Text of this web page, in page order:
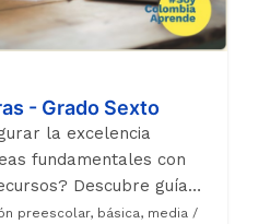
- Grado Sexto
fundamentales con
Descubre guías
estudiantiles y cápsulas
preescolar, básica, media /